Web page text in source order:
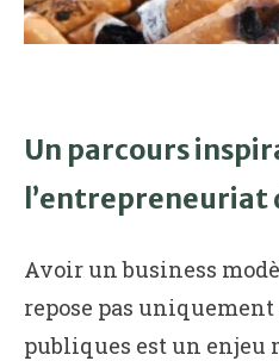
Un parcours
l’entrepreneuriat
Avoir un business
repose pas
publiques est un enjeu